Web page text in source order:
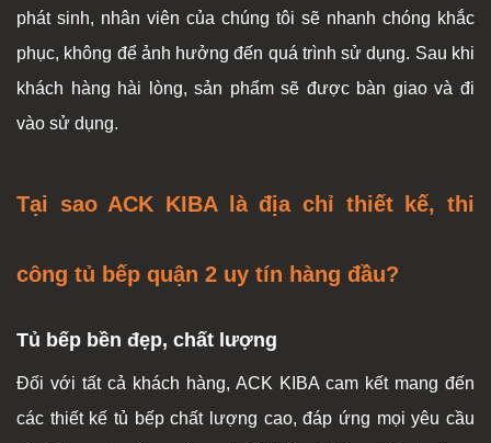
phát sinh, nhân viên của chúng tôi sẽ nhanh chóng khắc
phục, không để ảnh hưởng đến quá trình sử dụng. Sau khi
khách hàng hài lòng, sản phẩm sẽ được bàn giao và đi
vào sử dụng.
Tại sao ACK KIBA là địa chỉ thiết kế, thi
công tủ bếp quận 2 uy tín hàng đầu?
Tủ bếp bền đẹp, chất lượng
Đối với tất cả khách hàng, ACK KIBA cam kết mang đến
các thiết kế tủ bếp chất lượng cao, đáp ứng mọi yêu cầu